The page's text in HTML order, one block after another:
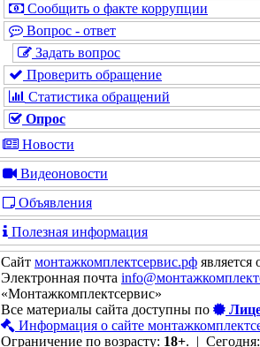
Сообщить о факте коррупции
Вопрос - ответ
Задать вопрос
Проверить обращение
Статистика обращений
Опрос
Новости
Видеоновости
Объявления
Полезная информация
Сайт монтажкомплектсервис.рф
Электронная почта
«Монтажкомплектсервис»
Все материалы сайта доступны по
Информация о сайте
Ограничение по возрасту: 18+. | Сегодня: